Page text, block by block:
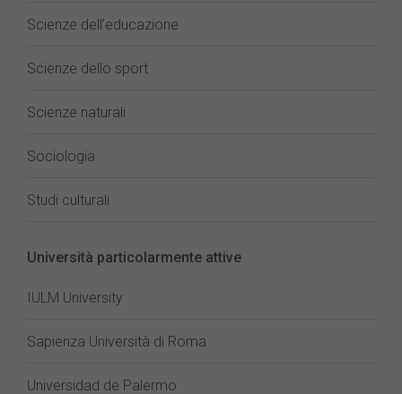
Scienze dell’educazione
Scienze dello sport
Scienze naturali
Sociologia
Studi culturali
Università particolarmente attive
IULM University
Sapienza Università di Roma
Universidad de Palermo